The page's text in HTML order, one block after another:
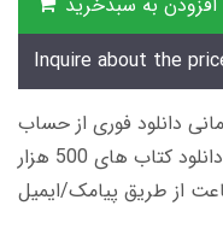
Inquire about the
های 600 هزار تومانی دانلود فوری از حساب
کاربری می باشد، و زمان تحویل لینک دانلود کتاب های 500 هزار